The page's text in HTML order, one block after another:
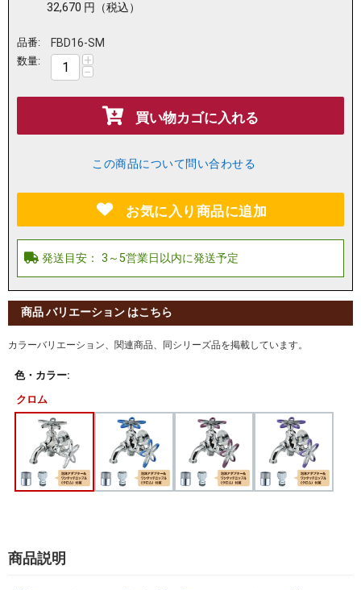
32,670 円 （税込）
品番: FBD16-SM
数量: +
−
買い物カゴに入れる
この商品について問い合わせる
お気に入り商品に追加
商品 バリエーション はこちら
カラーバリエーション、関連商品、同シリーズ品を掲載しています。
色・カラー:
クロム
商品説明